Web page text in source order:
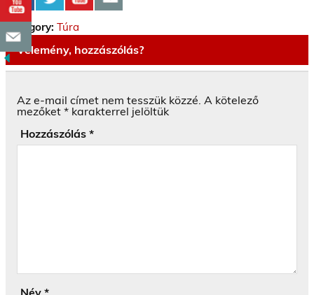
Category: Túra
Vélemény, hozzászólás?
Az e-mail címet nem tesszük közzé. A kötelező
mezőket * karakterrel jelöltük
Hozzászólás *
Név *